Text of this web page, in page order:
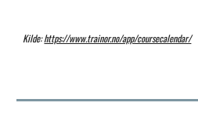
Kilde:https://www.trainor.no/app/coursecalendar/